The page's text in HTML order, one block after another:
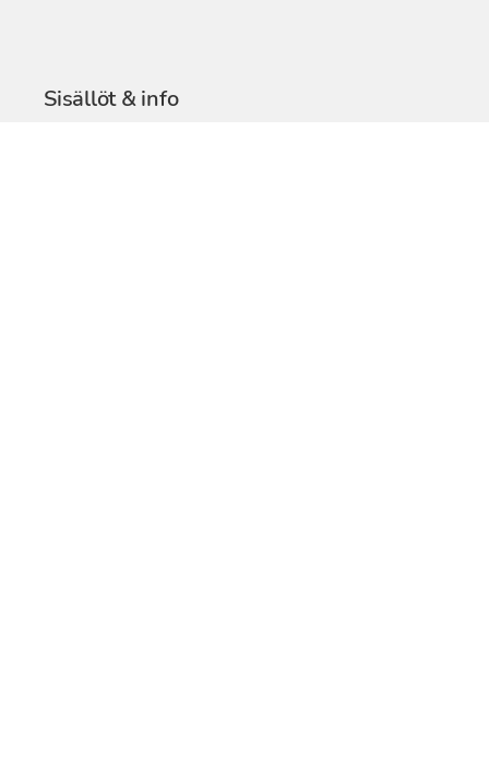
Sisällöt & info